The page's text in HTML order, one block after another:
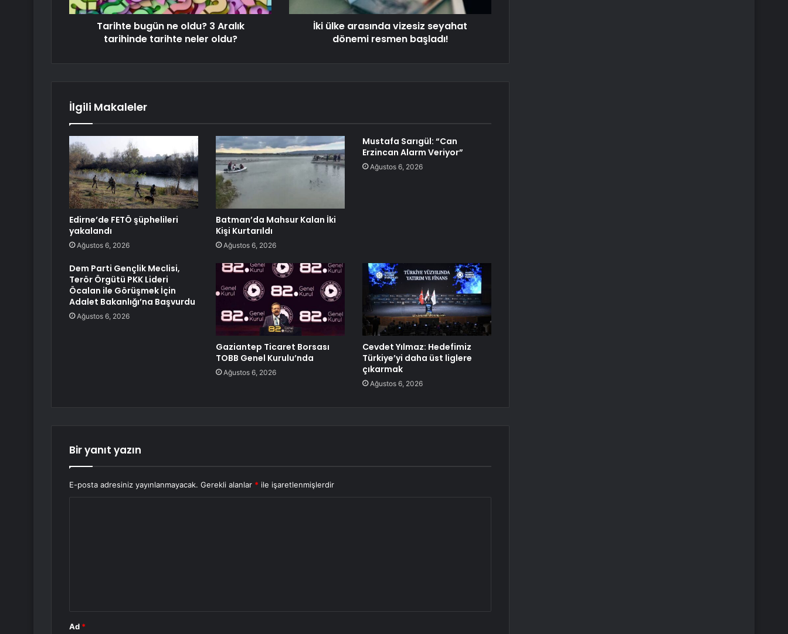
Tarihte bugün ne oldu? 3 Aralık
tarihinde tarihte neler oldu?
İki ülke arasında vizesiz seyahat
dönemi resmen başladı!
İlgili Makaleler
Edirne’de FETÖ şüphelileri
yakalandı
Ağustos 6, 2026
Batman’da Mahsur Kalan İki
Kişi Kurtarıldı
Ağustos 6, 2026
Mustafa Sarıgül: “Can
Erzincan Alarm Veriyor”
Ağustos 6, 2026
Dem Parti Gençlik Meclisi,
Terör Örgütü PKK Lideri
Öcalan ile Görüşmek İçin
Adalet Bakanlığı’na Başvurdu
Ağustos 6, 2026
Gaziantep Ticaret Borsası
TOBB Genel Kurulu’nda
Ağustos 6, 2026
Cevdet Yılmaz: Hedefimiz
Türkiye’yi daha üst liglere
çıkarmak
Ağustos 6, 2026
Bir yanıt yazın
E-posta adresiniz yayınlanmayacak. Gerekli alanlar * ile işaretlenmişlerdir
Ad *